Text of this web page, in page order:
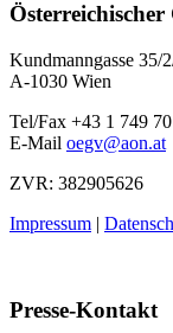
Kundmanngasse 35/
A-1030 Wien
Tel/Fax +43 1 749 70
E-Mail oegv@aon.at
ZVR: 382905626
Impressum |
Presse-Kontakt